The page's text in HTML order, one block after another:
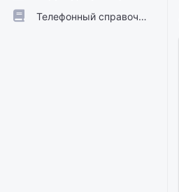
ТГУ.Расписание
Телефонный справочник